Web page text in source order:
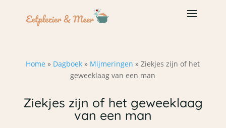
Home » Dagboek » Mijmeringen »Ziekjes zijn of het
geweeklaag van een man
Ziekjes zijn of het geweeklaag
van een man